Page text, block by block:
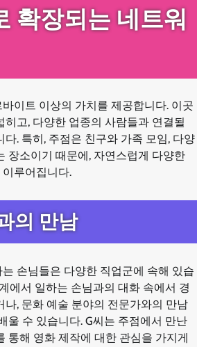
확장되는 네트워
이트 이상의 가치를 제공합니다. 이곳
히고, 다양한 업종의 사람들과 연결될
. 특히, 주점은 친구와 가족 모임, 다양
장소이기 때문에, 자연스럽게 다양한
루어집니다.
의 만남
손님들은 다양한 직업군에 속해 있습
에서 일하는 손님과의 대화 속에서 경
나, 문화 예술 분야의 전문가와의 만남
울 수 있습니다. G씨는 주점에서 만난
통해 영화 제작에 대한 관심을 가지게